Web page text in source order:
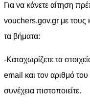
Για να κάνετε αίτηση
vouchers.gov.gr με τους
τα βήματα:
-Καταχωρίζετε τα
email και τον αριθμό
συνέχεια πιστοποιείτε.